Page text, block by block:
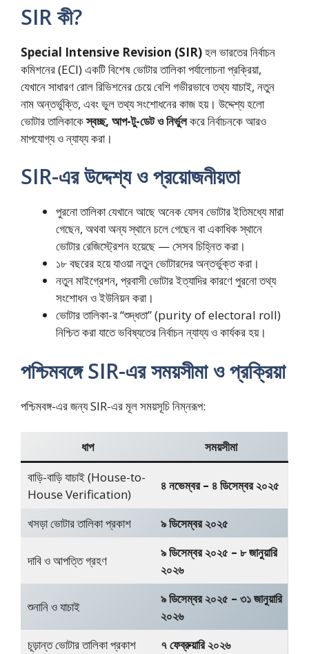
SIR কী?
Special Intensive Revision (SIR)হল ভারতের নির্বাচন
কমিশনের (ECI) একটি বিশেষ ভোটার তালিকা পর্যালোচনা প্রক্রিয়া,
যেখানে সাধারণ রোল রিভিশনের চেয়ে বেশি গভীরভাবে তথ্য যাচাই, নতুন
নাম অন্তর্ভুক্তি, এবং ভুল তথ্য সংশোধনের কাজ হয়। উদ্দেশ্য হলো
ভোটার তালিকাকেস্বচ্ছ, আপ-টু-ডেট ও নির্ভুলকরে নির্বাচনকে আরও
মাপযোগ্য ও ন্যায্য করা।
SIR-এর উদ্দেশ্য ও প্রয়োজনীয়তা
পুরনো তালিকা যেখানে আছে অনেক যেসব ভোটার ইতিমধ্যে মারা
গেছেন, অথবা অন্য স্থানে চলে গেছেন বা একাধিক স্থানে
ভোটার রেজিস্ট্রেশন হয়েছে — সেসব চিহ্নিত করা।
১৮ বছরের হয়ে যাওয়া নতুন ভোটারদের অন্তর্ভুক্ত করা।
নতুন মাইগ্রেশন, প্রবাসী ভোটার ইত্যাদির কারণে পুরনো তথ্য
সংশোধন ও ইউনিয়ন করা।
ভোটার তালিকা-র “শুদ্ধতা” (purity of electoral roll)
নিশ্চিত করা যাতে ভবিষ্যতের নির্বাচন ন্যায্য ও কার্যকর হয়।
পশ্চিমবঙ্গে SIR-এর সময়সীমা ও প্রক্রিয়া
পশ্চিমবঙ্গ-এর জন্য SIR-এর মূল সময়সূচি নিম্নরূপ:
ধাপ
সময়সীমা
বাড়ি-বাড়ি যাচাই (House-to-
House Verification)
৪ নভেম্বর – ৪ ডিসেম্বর ২০২৫
খসড়া ভোটার তালিকা প্রকাশ ৯ ডিসেম্বর ২০২৫
দাবি ও আপত্তি গ্রহণ
৯ ডিসেম্বর ২০২৫ – ৮ জানুয়ারি
২০২৬
শুনানি ও যাচাই
৯ ডিসেম্বর ২০২৫ – ৩১ জানুয়ারি
২০২৬
চূড়ান্ত ভোটার তালিকা প্রকাশ
৭ ফেব্রুয়ারি ২০২৬